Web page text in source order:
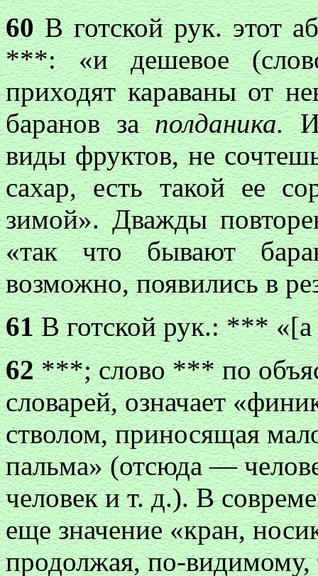
60В готской рук. этот
***: «и дешевое
приходят караваны от
баранов заполданика.
виды фруктов, не
сахар, есть такой ее
зимой». Дважды
«так что бывают
возможно, появились в
61В готской рук.: ***
62***; слово *** по
словарей, означает
стволом, приносящая
пальма» (отсюда —
человек и т. д.). В
еще значение «кран,
продолжая, по-видимому,